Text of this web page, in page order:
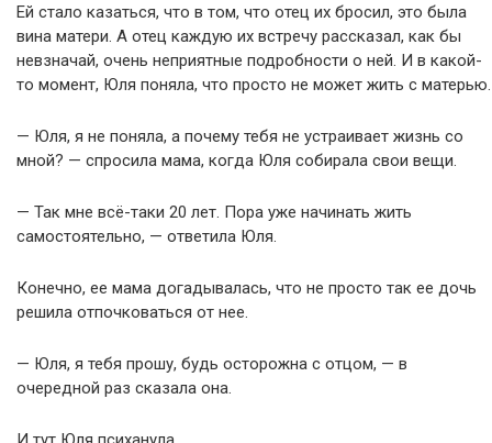
Ей стало казаться, что в том, что отец их бросил, это была
вина матери. А отец каждую их встречу рассказал, как бы
невзначай, очень неприятные подробности о ней. И в какой-
то момент, Юля поняла, что просто не может жить с матерью.
— Юля, я не поняла, а почему тебя не устраивает жизнь со
мной? — спросила мама, когда Юля собирала свои вещи.
— Так мне всё-таки 20 лет. Пора уже начинать жить
самостоятельно, — ответила Юля.
Конечно, ее мама догадывалась, что не просто так ее дочь
решила отпочковаться от нее.
— Юля, я тебя прошу, будь осторожна с отцом, — в
очередной раз сказала она.